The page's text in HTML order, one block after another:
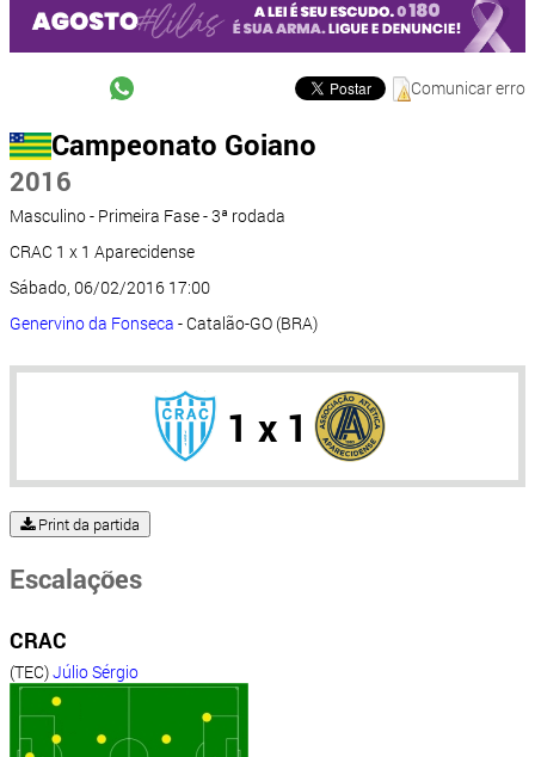
Comunicar erro
Campeonato Goiano
2016
Masculino - Primeira Fase - 3ª rodada
CRAC 1 x 1 Aparecidense
Sábado, 06/02/2016 17:00
Genervino da Fonseca - Catalão-GO (BRA)
1 x 1
Print da partida
Escalações
CRAC
(TEC)Júlio Sérgio